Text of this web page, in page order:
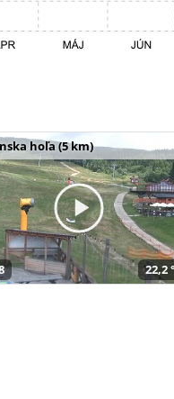
hoľa (5 km)
22,2